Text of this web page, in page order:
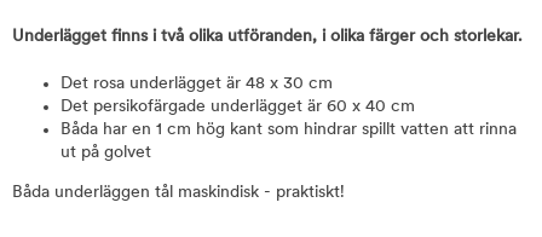
Underlägget finns i två olika utföranden, i olika färger och storlekar.
Det rosa underlägget är 48 x 30 cm
Det persikofärgade underlägget är 60 x 40 cm
Båda har en 1 cm hög kant som hindrar spillt vatten att rinna
ut på golvet
Båda underläggen tål maskindisk - praktiskt!